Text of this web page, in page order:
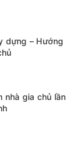
dựng – Hướng
nhà gia chủ lần